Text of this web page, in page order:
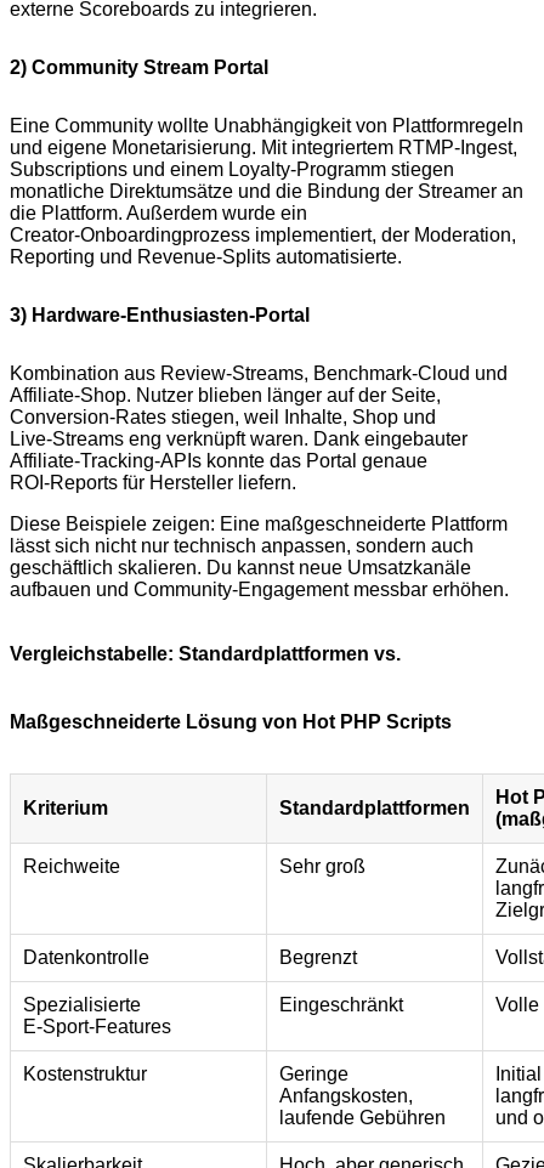
externe Scoreboards zu integrieren.
2) Community Stream Portal
Eine Community wollte Unabhängigkeit von Plattformregeln
und eigene Monetarisierung. Mit integriertem RTMP‑Ingest,
Subscriptions und einem Loyalty‑Programm stiegen
monatliche Direktumsätze und die Bindung der Streamer an
die Plattform. Außerdem wurde ein
Creator‑Onboardingprozess implementiert, der Moderation,
Reporting und Revenue‑Splits automatisierte.
3) Hardware‑Enthusiasten‑Portal
Kombination aus Review‑Streams, Benchmark‑Cloud und
Affiliate‑Shop. Nutzer blieben länger auf der Seite,
Conversion‑Rates stiegen, weil Inhalte, Shop und
Live‑Streams eng verknüpft waren. Dank eingebauter
Affiliate‑Tracking‑APIs konnte das Portal genaue
ROI‑Reports für Hersteller liefern.
Diese Beispiele zeigen: Eine maßgeschneiderte Plattform
lässt sich nicht nur technisch anpassen, sondern auch
geschäftlich skalieren. Du kannst neue Umsatzkanäle
aufbauen und Community‑Engagement messbar erhöhen.
Vergleichstabelle: Standardplattformen vs.
Maßgeschneiderte Lösung von Hot PHP Scripts
Kriterium Standardplattformen
Hot
Reichweite Sehr groß
Datenkontrolle Begrenzt
Spezialisierte
E‑Sport‑Features
Eingeschränkt Volle
Kostenstruktur
Geringe
Anfangskosten,
laufende Gebühren
und